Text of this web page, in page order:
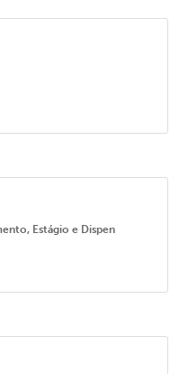
Estágio e Dispen